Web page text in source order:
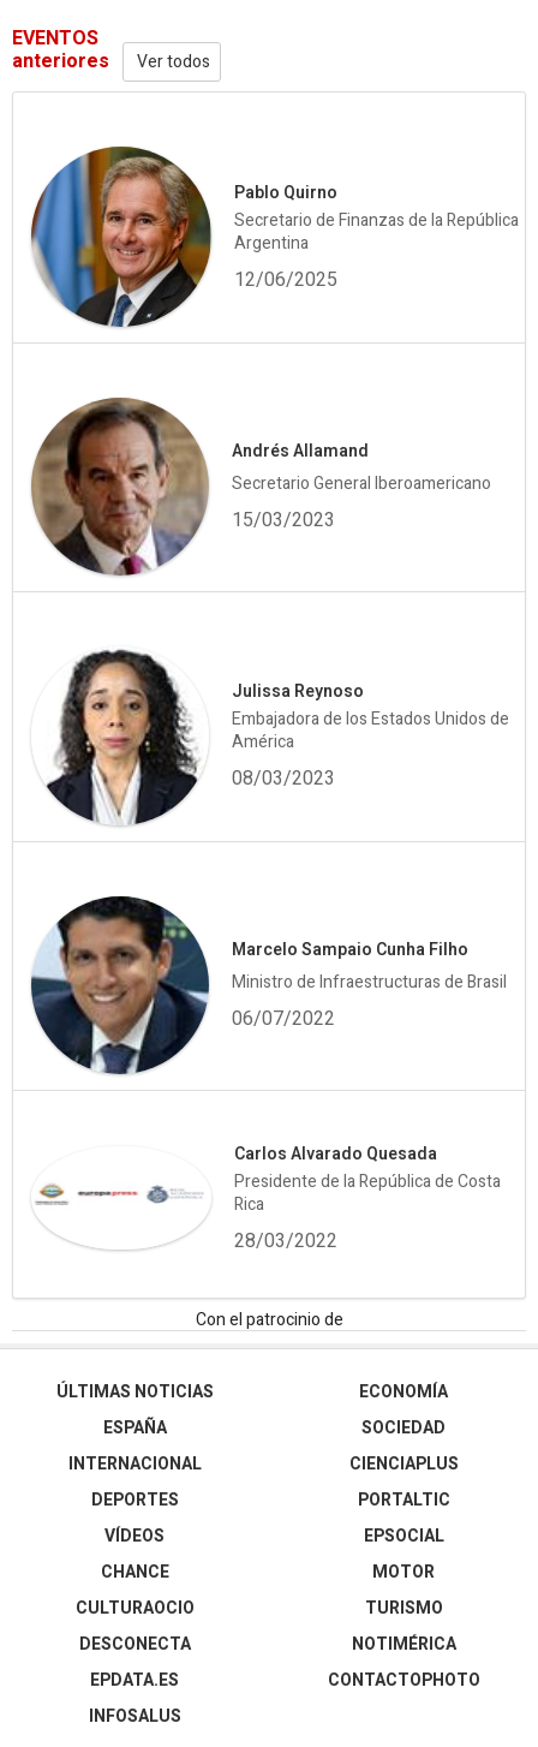
EVENTOS
anteriores Ver todos
Pablo Quirno
Secretario de Finanzas de la República
Argentina
12/06/2025
Andrés Allamand
Secretario General Iberoamericano
15/03/2023
Julissa Reynoso
Embajadora de los Estados Unidos de
América
08/03/2023
Marcelo Sampaio Cunha Filho
Ministro de Infraestructuras de Brasil
06/07/2022
Carlos Alvarado Quesada
Presidente de la República de Costa
Rica
28/03/2022
Con el patrocinio de
ÚLTIMAS NOTICIAS
ESPAÑA
INTERNACIONAL
DEPORTES
VÍDEOS
ECONOMÍA
SOCIEDAD
CIENCIAPLUS
PORTALTIC
EPSOCIAL
CHANCE
CULTURAOCIO
DESCONECTA
EPDATA.ES
INFOSALUS
MOTOR
TURISMO
NOTIMÉRICA
CONTACTOPHOTO